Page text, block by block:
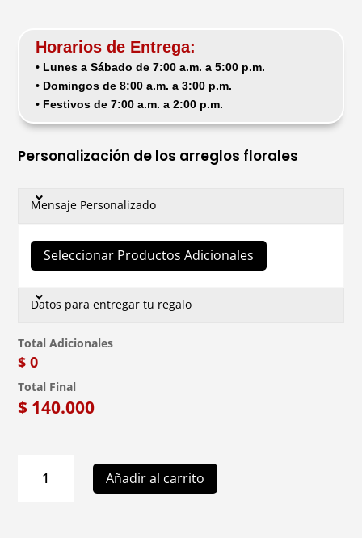
Horarios de Entrega:
• Lunes a Sábado de 7:00 a.m. a 5:00 p.m.
• Domingos de 8:00 a.m. a 3:00 p.m.
• Festivos de 7:00 a.m. a 2:00 p.m.
Personalización de los arreglos florales
Mensaje Personalizado
Seleccionar Productos Adicionales
Datos para entregar tu regalo
Total Adicionales
$ 0
Total Final
$ 140.000
Arreglo
Añadir al carrito